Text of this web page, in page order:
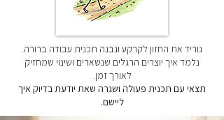
נוריד את החזון לקרקע ונבנה תכנית עבודה ברורה.
נלמד איך יוצרים הרגלים שנשארים ושינוי שמחזיק
לאורך זמן.
תצאי עם תכנית פעולה ושגרה שאת יודעת בדיוק איך
ליישם.